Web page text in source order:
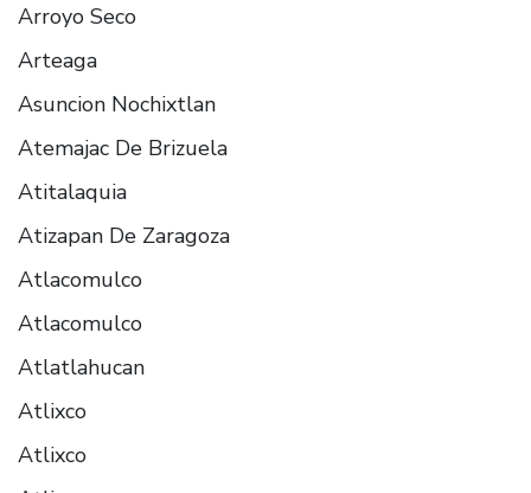
Arroyo Seco
Arteaga
Asuncion Nochixtlan
Atemajac De Brizuela
Atitalaquia
Atizapan De Zaragoza
Atlacomulco
Atlacomulco
Atlatlahucan
Atlixco
Atlixco